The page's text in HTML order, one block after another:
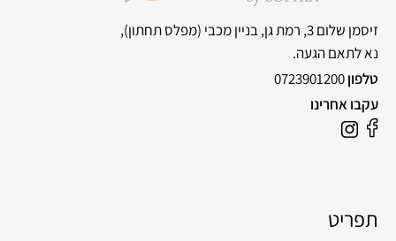
זיסמן שלום 3, רמת גן, בניין מכבי
(מפלס תחתון),
נא לתאם הגעה.
טלפון0723901200
עקבו אחרינו
תפריט